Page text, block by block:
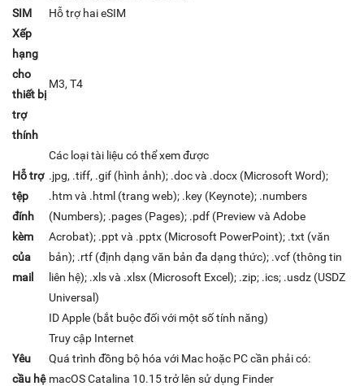
SIM
Hỗ trợ hai eSIM
Xếp
hạng
cho
thiết bị
trợ
thính
M3, T4
Hỗ trợ
tệp
đính
kèm
của
mail
Các loại tài liệu có thể xem được
.jpg, .tiff, .gif (hình ảnh); .doc và .docx (Microsoft Word);
.htm và .html (trang web); .key (Keynote); .numbers
(Numbers); .pages (Pages); .pdf (Preview và Adobe
Acrobat); .ppt và .pptx (Microsoft PowerPoint); .txt (văn
bản); .rtf (định dạng văn bản đa dạng thức); .vcf (thông tin
liên hệ); .xls và .xlsx (Microsoft Excel); .zip; .ics; .usdz (USDZ
Universal)
Yêu
cầu hệ
ID Apple (bắt buộc đối với một số tính năng)
Truy cập Internet
Quá trình đồng bộ hóa với Mac hoặc PC cần phải có:
macOS Catalina 10.15 trở lên sử dụng Finder